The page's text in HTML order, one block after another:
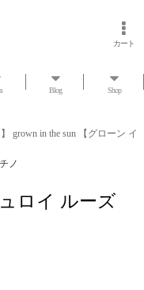
カート
Blog Shop
grown in the sun 【グローン イ
ノ
ロイ ルーズ